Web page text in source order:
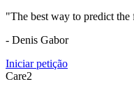
"The best way to predict the
- Denis Gabor
Iniciar petição
Care2